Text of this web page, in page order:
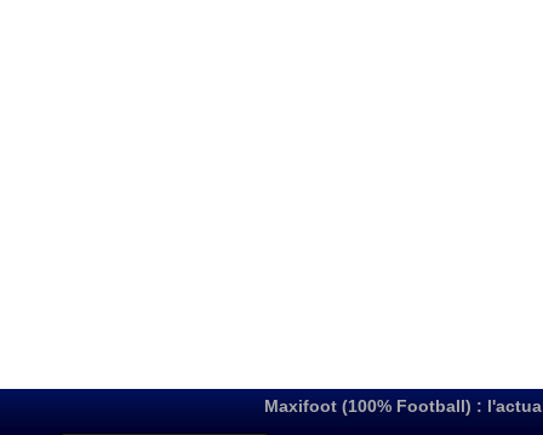
Maxifoot (100% Football) :